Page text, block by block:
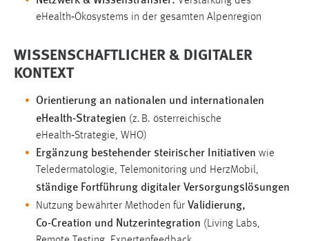
eHealth‑Ökosystems in der gesamten Alpenregion
WISSENSCHAFTLICHER & DIGITALER
KONTEXT
Orientierung an nationalen und internationalen
eHealth‑Strategien (z. B. österreichische
eHealth‑Strategie, WHO)
Ergänzung bestehender steirischer Initiativen wie
Teledermatologie, Telemonitoring und HerzMobil,
ständige Fortführung digitaler Versorgungslösungen
Nutzung bewährter Methoden für Validierung,
Co‑Creation und Nutzerintegration (Living Labs,
Cookie Laufzeit:
MARKETING
Marketing Cookies werden von Drittanbietern
verwendet, um personalisierte Werbung anzuzeigen.
Sie tun dies, indem sie Besucher über Websites
hinweg verfolgen.
Google Ads
Name: